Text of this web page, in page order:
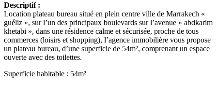
Descriptif :
Location plateau bureau situé en plein centre ville de Marrakech «
guéliz », sur l’un des principaux boulevards sur l’avenue « abdkarim
khetabi », dans une résidence calme et sécurisée, proche de tous
commerces (loisirs et shopping), l’agence immobilière vous propose
un plateau bureau, d’une superficie de 54m², comprenant un espace
ouverte avec des toilettes.
Superficie habitable : 54m²